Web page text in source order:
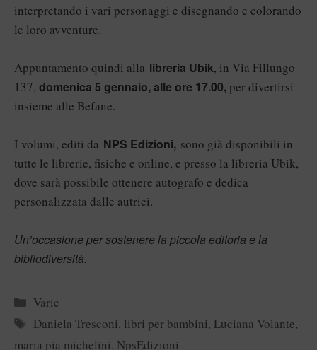
interpretando i vari personaggi e disegnando e colorando
le loro avventure.
Appuntamento quindi alla libreria Ubik, in Via Fillungo
137, domenica 5 gennaio, alle ore 17.00, per divertirsi
insieme alle Befane.
I volumi, editi da NPS Edizioni, sono già disponibili in
tutte le librerie, fisiche e online, e presso la libreria Ubik,
dove sarà possibile ottenere autografo e dedica
personalizzata dalle autrici.
Un’occasione per sostenere la piccola editoria e la
bibliodiversità.
Categorie
Varie
Tag
Daniela Tresconi, libri per bambini, Luciana Volante,
maria pia michelini, NpsEdizioni